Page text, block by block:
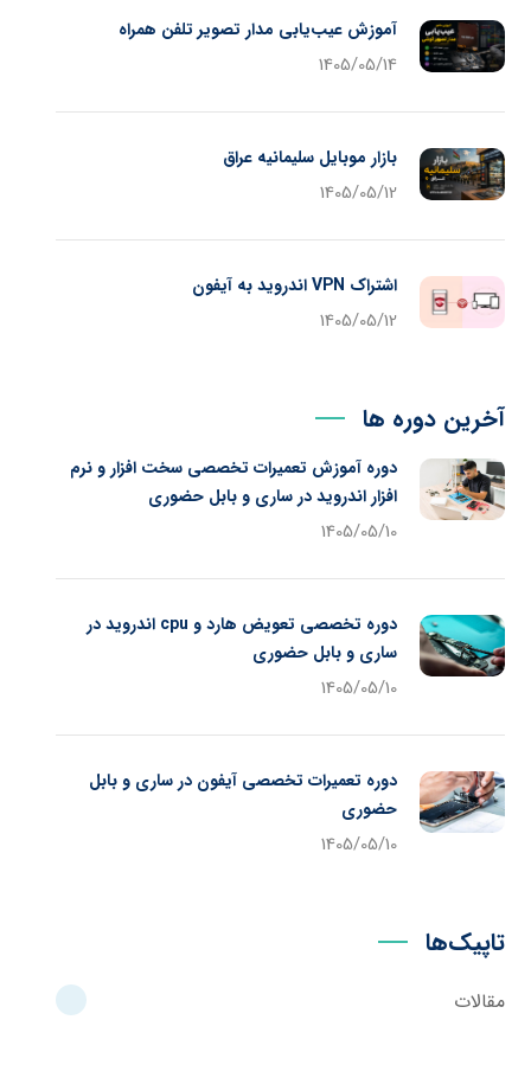
آموزش عیب‌یابی مدار تصویر تلفن همراه
1405/05/14
بازار موبایل سلیمانیه عراق
1405/05/12
اشتراک VPN اندروید به آیفون
1405/05/12
آخرین دوره ها
دوره آموزش تعمیرات تخصصی سخت افزار و نرم
افزار اندروید در ساری و بابل حضوری
1405/05/10
دوره تخصصی تعویض هارد و cpu اندروید در
ساری و بابل حضوری
1405/05/10
دوره تعمیرات تخصصی آیفون در ساری و بابل
حضوری
1405/05/10
تاپیک‌ها
مقالات